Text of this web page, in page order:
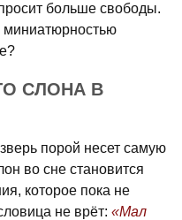
больше свободы.
миниатюрностью
СЛОНА В
порой несет самую
во сне становится
которое пока не
не врёт: «Мал